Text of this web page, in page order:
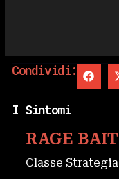
Condividi:
I Sintomi
RAGE BAIT
Classe Strategia